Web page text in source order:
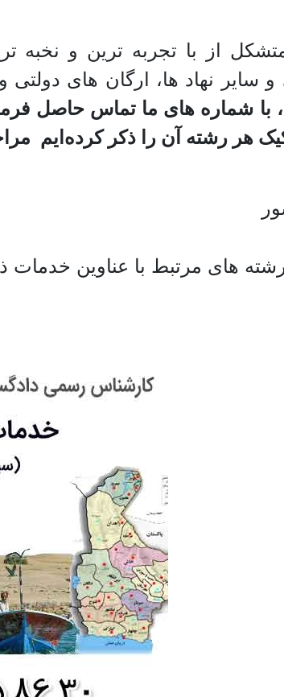
از با تجربه ترین و نخبه
نهاد ها، ارگان های
با شماره های ما تماس حاصل
هر رشته آن را ذکر کرد‌ه‌ایم
های مرتبط با عناوین خدمات